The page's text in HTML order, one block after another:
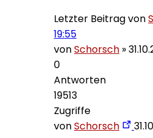
Letzter Beitrag von
19:55
vonSchorsch »
0
Antworten
19513
Zugriffe
vonSchorsch